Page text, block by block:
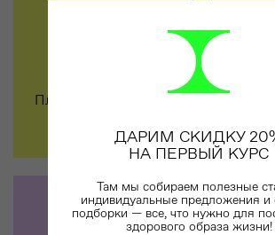
ПИТАНИЕ
План питания на 30 дней,
ДАРИМ СКИДКУ
НА ПЕРВЫЙ КУРС
Там мы собираем полезные
индивидуальные предложения и
подборки — все, что нужно для
здорового образа жизни!